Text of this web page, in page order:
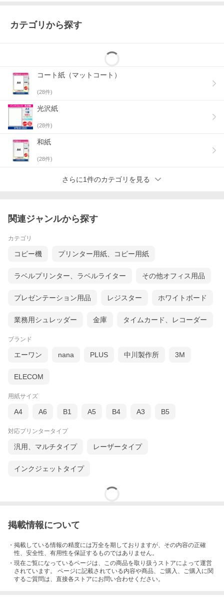
カテゴリから探す
コート紙（マットコート）
(28件)
光沢紙
(28件)
和紙
(28件)
さらに1件のカテゴリを見る
関連ジャンルから探す
カテゴリ
コピー機 プリンター用紙、コピー用紙
ラベルプリンター、ラベルライター その他オフィス用品
プレゼンテーション用品 レジスター ホワイトボード
業務用シュレッダー 金庫 タイムカード、レコーダー
ブランド
エーワン nana PLUS 中川製作所 3M
ELECOM
用紙サイズ
A4 A6 B1 A5 B4 A3 B5
対応プリンタータイプ
汎用、マルチタイプ レーザータイプ
インクジェットタイプ
掲載情報について
・掲載している情報の精度には万全を期しておりますが、その内容の正確
性、安全性、有用性を保証するものではありません。
・現在ご覧になっているページは、この商品を取り扱うストアによって運営
されています。 ページに記載されている内容や商品、ご購入 、ご購入に関
するご質問は、直接各ストアにお問い合わせください。